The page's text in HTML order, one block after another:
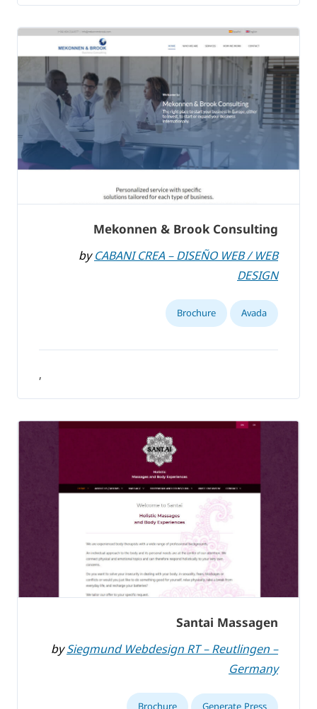
Mekonnen & Brook Consulting
byCABANI CREA – DISEÑO WEB / WEB
DESIGN
Avada
Brochure
,
Santai Massagen
bySiegmund Webdesign RT – Reutlingen –
Germany